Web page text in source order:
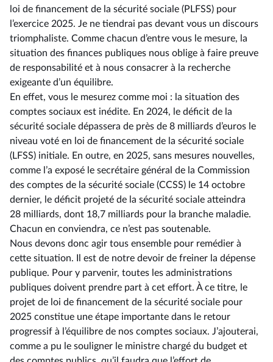
loi de financement de la sécurité sociale (PLFSS) pour
l’exercice 2025. Je ne tiendrai pas devant vous un discours
triomphaliste. Comme chacun d’entre vous le mesure, la
situation des finances publiques nous oblige à faire preuve
de responsabilité et à nous consacrer à la recherche
exigeante d’un équilibre.
En effet, vous le mesurez comme moi : la situation des
comptes sociaux est inédite. En 2024, le déficit de la
sécurité sociale dépassera de près de 8 milliards d’euros le
niveau voté en loi de financement de la sécurité sociale
(LFSS) initiale. En outre, en 2025, sans mesures nouvelles,
comme l’a exposé le secrétaire général de la Commission
des comptes de la sécurité sociale (CCSS) le 14 octobre
dernier, le déficit projeté de la sécurité sociale atteindra
28 milliards, dont 18,7 milliards pour la branche maladie.
Chacun en conviendra, ce n’est pas soutenable.
Nous devons donc agir tous ensemble pour remédier à
cette situation. Il est de notre devoir de freiner la dépense
publique. Pour y parvenir, toutes les administrations
publiques doivent prendre part à cet effort. À ce titre, le
projet de loi de financement de la sécurité sociale pour
2025 constitue une étape importante dans le retour
progressif à l’équilibre de nos comptes sociaux. J’ajouterai,
comme a pu le souligner le ministre chargé du budget et